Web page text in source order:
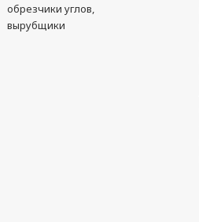
обрезчики углов,
вырубщики